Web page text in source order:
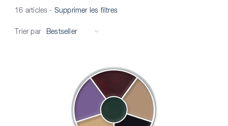
16 articles - Supprimer les filtres
Trier par